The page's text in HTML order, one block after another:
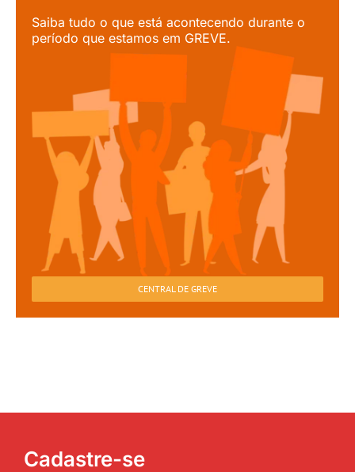
Saiba tudo o que está acontecendo durante o
período que estamos em GREVE.
CENTRAL DE GREVE
Cadastre-se